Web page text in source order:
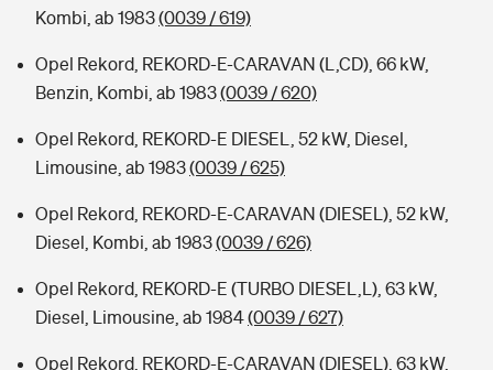
Kombi, ab 1983(0039 / 619)
Opel Rekord, REKORD-E-CARAVAN (L,CD), 66 kW,
Benzin, Kombi, ab 1983(0039 / 620)
Opel Rekord, REKORD-E DIESEL, 52 kW, Diesel,
Limousine, ab 1983(0039 / 625)
Opel Rekord, REKORD-E-CARAVAN (DIESEL), 52 kW,
Diesel, Kombi, ab 1983(0039 / 626)
Opel Rekord, REKORD-E (TURBO DIESEL,L), 63 kW,
Diesel, Limousine, ab 1984(0039 / 627)
Opel Rekord, REKORD-E-CARAVAN (DIESEL), 63 kW,